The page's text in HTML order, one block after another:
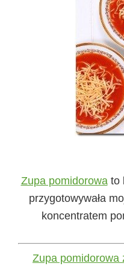
Zupa pomidorowato
przygotowywała
koncentratem
Zupa pomidorowa